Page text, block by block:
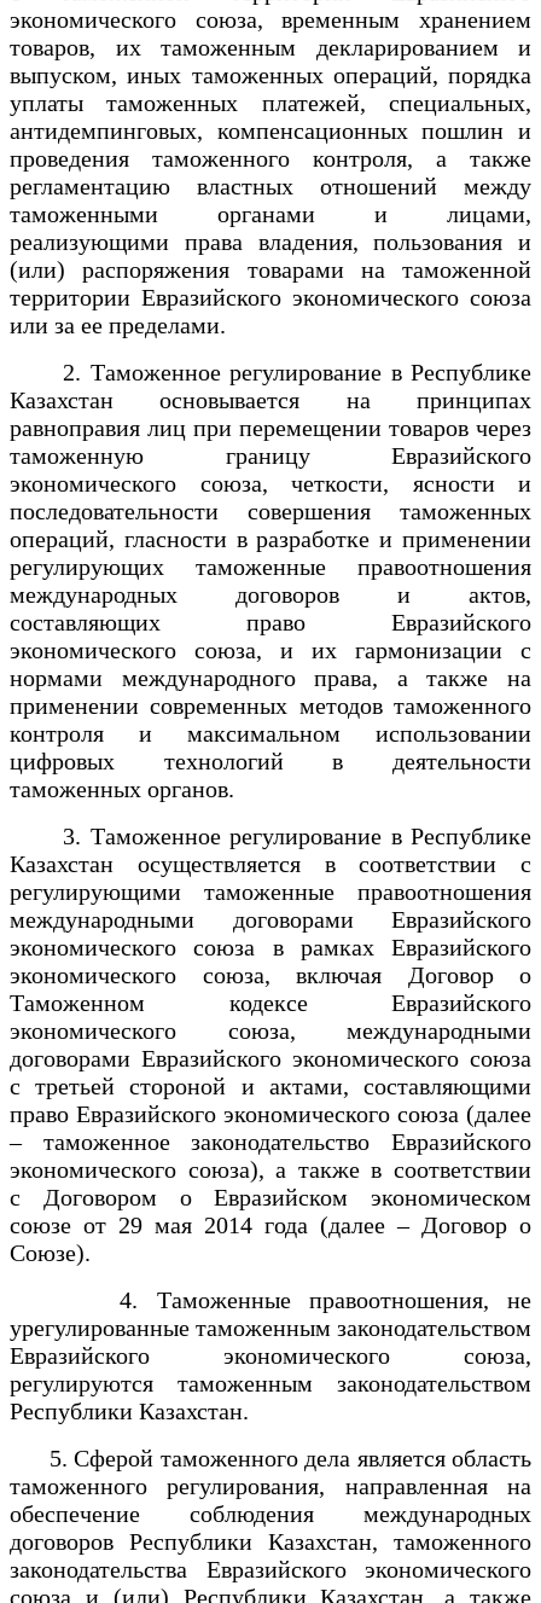
экономического союза, временным хранением
товаров, их таможенным декларированием и
выпуском, иных таможенных операций, порядка
уплаты таможенных платежей, специальных,
антидемпинговых, компенсационных пошлин и
проведения таможенного контроля, а также
регламентацию властных отношений между
таможенными органами и лицами,
реализующими права владения, пользования и
(или) распоряжения товарами на таможенной
территории Евразийского экономического союза
или за ее пределами.
2. Таможенное регулирование в Республике
Казахстан основывается на принципах
равноправия лиц при перемещении товаров через
таможенную границу Евразийского
экономического союза, четкости, ясности и
последовательности совершения таможенных
операций, гласности в разработке и применении
регулирующих таможенные правоотношения
международных договоров и актов,
составляющих право Евразийского
экономического союза, и их гармонизации с
нормами международного права, а также на
применении современных методов таможенного
контроля и максимальном использовании
цифровых технологий в деятельности
таможенных органов.
3. Таможенное регулирование в Республике
Казахстан осуществляется в соответствии с
регулирующими таможенные правоотношения
международными договорами Евразийского
экономического союза в рамках Евразийского
экономического союза, включая Договор о
Таможенном кодексе Евразийского
экономического союза, международными
договорами Евразийского экономического союза
с третьей стороной и актами, составляющими
право Евразийского экономического союза (далее
– таможенное законодательство Евразийского
экономического союза), а также в соответствии
с Договором о Евразийском экономическом
союзе от 29 мая 2014 года (далее – Договор о
Союзе).
4. Таможенные правоотношения, не
урегулированные таможенным законодательством
Евразийского экономического союза,
регулируются таможенным законодательством
Республики Казахстан.
5. Сферой таможенного дела является область
таможенного регулирования, направленная на
обеспечение соблюдения международных
договоров Республики Казахстан, таможенного
законодательства Евразийского экономического
союза и (или) Республики Казахстан, а также